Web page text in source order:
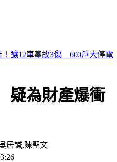
話企業：有獲利替「員工加
為財產爆衝
居諴,陳聖文